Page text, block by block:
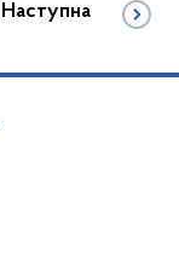
Наступна